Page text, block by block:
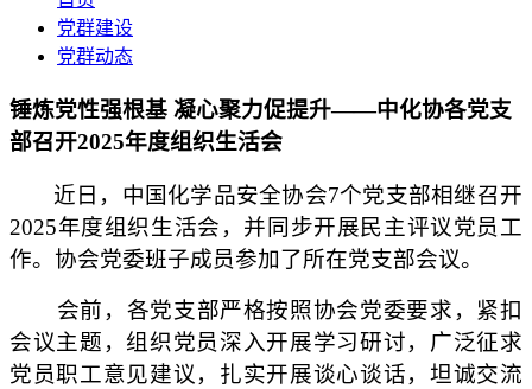
党群建设
党群动态
锤炼党性强根基 凝心聚力促提升——中化协各党支
部召开2025年度组织生活会
近日，中国化学品安全协会7个党支部相继召开
2025年度组织生活会，并同步开展民主评议党员工
作。协会党委班子成员参加了所在党支部会议。
会前，各党支部严格按照协会党委要求，紧扣
会议主题，组织党员深入开展学习研讨，广泛征求
党员职工意见建议，扎实开展谈心谈话，坦诚交流